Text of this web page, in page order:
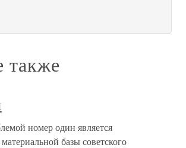
также
номер один является
базы советского